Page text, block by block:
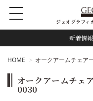
新着情報
ジェオグラフ
HOME オークアームチェ
オークアームチェ
0030